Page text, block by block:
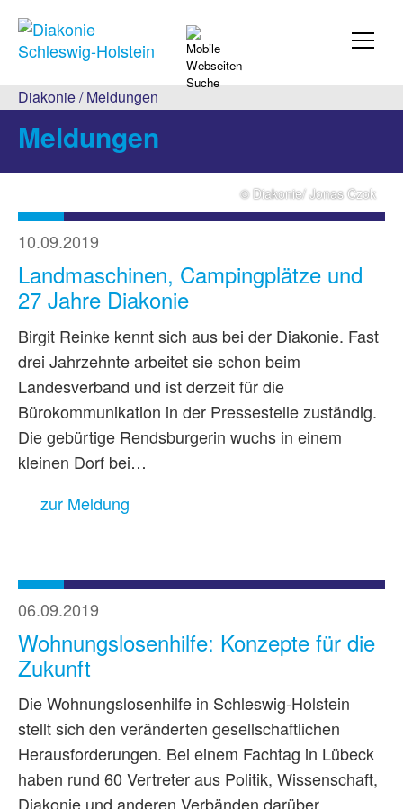
Diakonie/Meldungen
Meldungen
© Diakonie/ Jonas Czok
10.09.2019
Landmaschinen, Campingplätze und
27 Jahre Diakonie
Birgit Reinke kennt sich aus bei der Diakonie. Fast
drei Jahrzehnte arbeitet sie schon beim
Landesverband und ist derzeit für die
Bürokommunikation in der Pressestelle zuständig.
Die gebürtige Rendsburgerin wuchs in einem
kleinen Dorf bei…
zur Meldung
06.09.2019
Wohnungslosenhilfe: Konzepte für die
Zukunft
Die Wohnungslosenhilfe in Schleswig-Holstein
stellt sich den veränderten gesellschaftlichen
Herausforderungen. Bei einem Fachtag in Lübeck
haben rund 60 Vertreter aus Politik, Wissenschaft,
Diakonie und anderen Verbänden darüber